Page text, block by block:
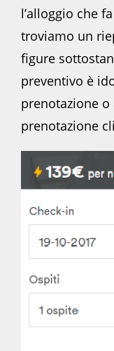
l’alloggio che
troviamo un
figure
preventivo è
prenotazione o
prenotazione